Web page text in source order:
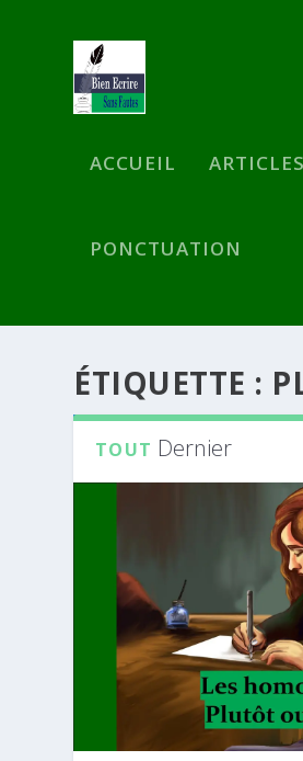
ACCUEIL ARTICLES
PONCTUATION
ÉTIQUETTE :
TOUT Dernier